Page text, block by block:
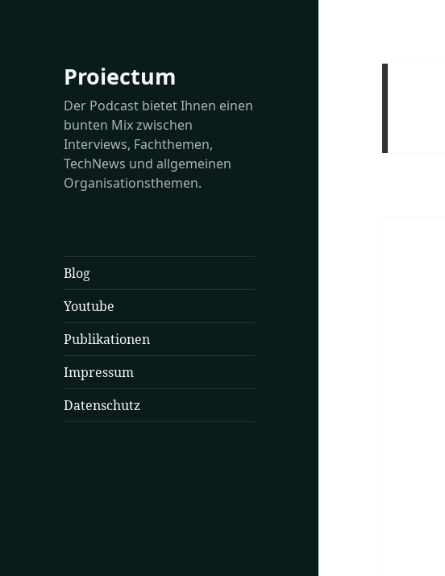
Proiectum
Der Podcast bietet Ihnen einen
bunten Mix zwischen
Interviews, Fachthemen,
TechNews und allgemeinen
Organisationsthemen.
Blog
Youtube
Publikationen
Impressum
Datenschutz